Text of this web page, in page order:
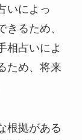
いによっ
るため、
相占いによ
ため、将来
根拠がある